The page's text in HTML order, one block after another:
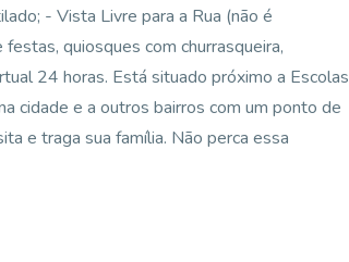
- Vista Livre para a Rua (não é
quiosques com churrasqueira,
24 horas. Está situado próximo a Escolas
cidade e a outros bairros com um ponto de
e traga sua família. Não perca essa